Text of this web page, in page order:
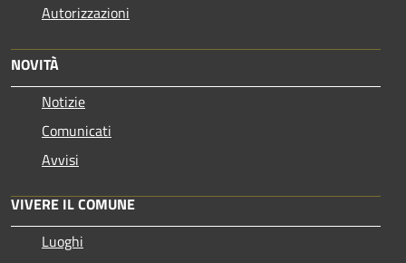
Autorizzazioni
NOVITÀ
Notizie
Comunicati
Avvisi
VIVERE IL COMUNE
Luoghi